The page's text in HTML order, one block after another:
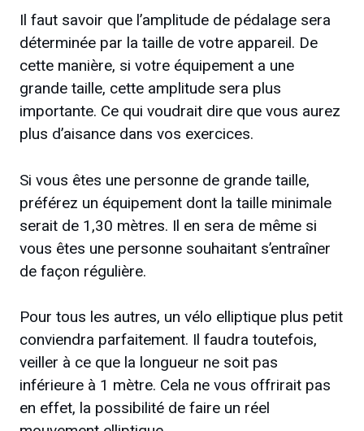
Il faut savoir que l’amplitude de pédalage sera
déterminée par la taille de votre appareil. De
cette manière, si votre équipement a une
grande taille, cette amplitude sera plus
importante. Ce qui voudrait dire que vous aurez
plus d’aisance dans vos exercices.
Si vous êtes une personne de grande taille,
préférez un équipement dont la taille minimale
serait de 1,30 mètres. Il en sera de même si
vous êtes une personne souhaitant s’entraîner
de façon régulière.
Pour tous les autres, un vélo elliptique plus petit
conviendra parfaitement. Il faudra toutefois,
veiller à ce que la longueur ne soit pas
inférieure à 1 mètre. Cela ne vous offrirait pas
en effet, la possibilité de faire un réel